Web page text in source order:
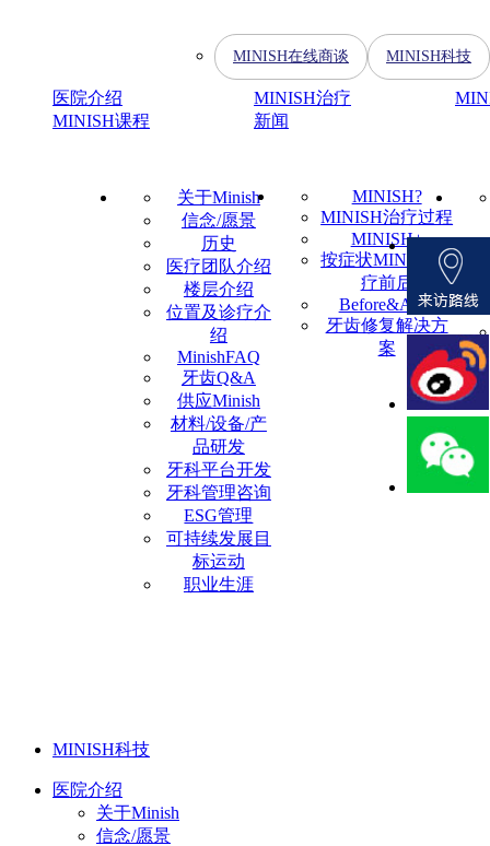
医院介绍 MINISH治疗
MINISH课程
新闻
MINISH在线商谈 MINISH科技
关于Minish
信念/愿景
历史
医疗团队介绍
楼层介绍
位置及诊疗介
绍
MinishFAQ
牙齿Q&A
供应Minish
材料/设备/产
品研发
牙科平台开发
牙科管理咨询
ESG管理
可持续发展目
标运动
职业生涯
MINISH?
MINISH治疗过程
MINISH+
按症状MINISH治
疗前后
Before&After
牙齿修复解决方
案
MINISH科技
医院介绍
关于Minish
信念/愿景